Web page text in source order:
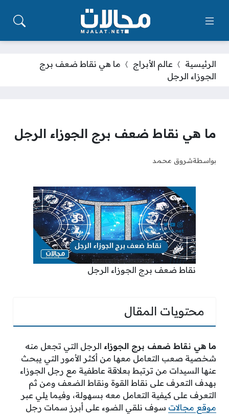
الرئيسية عالم الأبراج
ما هي نقاط ضعف برج
الجوزاء الرجل
ما هي نقاط ضعف برج الجوزاء الرجل
بواسطةشروق محمد
نقاط ضعف برج الجوزاء الرجل
محتويات المقال
ما هي نقاط ضعف برج الجوزاء الرجل التي تجعل منه
شخصية صعب التعامل معها من أكثر الأمور التي يبحث
عنها السيدات من ترتبط بعلاقة عاطفية مع رجل الجوزاء
بهدف التعرف على نقاط القوة ونقاط الضعف ومن ثم
التعرف على كيفية التعامل معه بسهولة، وفيما يلي عبر
موقع مجالات سوف نلقي الضوء على أبرز سمات رجل